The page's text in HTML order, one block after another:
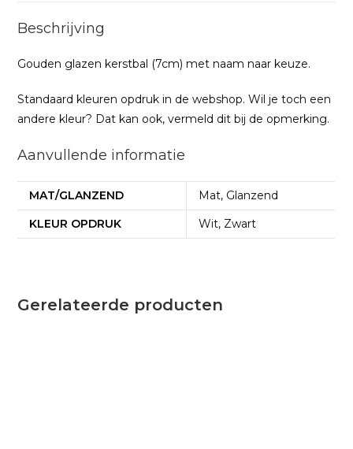
Beschrijving
Gouden glazen kerstbal (7cm) met naam naar keuze.
Standaard kleuren opdruk in de webshop. Wil je toch een
andere kleur? Dat kan ook, vermeld dit bij de opmerking.
Aanvullende informatie
MAT/GLANZEND
Mat, Glanzend
KLEUR OPDRUK
Wit, Zwart
Gerelateerde producten